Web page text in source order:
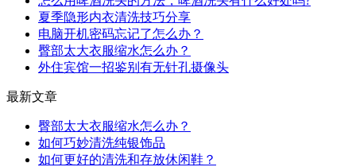
夏季隐形内衣清洗技巧分享
电脑开机密码忘记了怎么办？
臀部太大衣服缩水怎么办？
外住宾馆一招鉴别有无针孔摄像头
最新文章
臀部太大衣服缩水怎么办？
如何巧妙清洗纯银饰品
如何更好的清洗和存放休闲鞋？